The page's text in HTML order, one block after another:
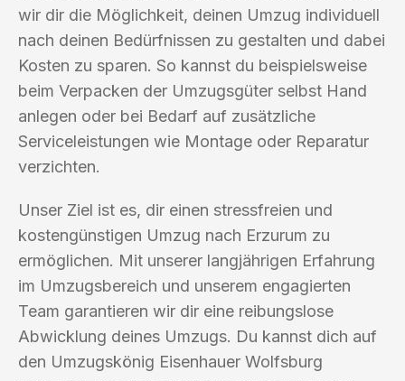
wir dir die Möglichkeit, deinen Umzug individuell
nach deinen Bedürfnissen zu gestalten und dabei
Kosten zu sparen. So kannst du beispielsweise
beim Verpacken der Umzugsgüter selbst Hand
anlegen oder bei Bedarf auf zusätzliche
Serviceleistungen wie Montage oder Reparatur
verzichten.
Unser Ziel ist es, dir einen stressfreien und
kostengünstigen Umzug nach Erzurum zu
ermöglichen. Mit unserer langjährigen Erfahrung
im Umzugsbereich und unserem engagierten
Team garantieren wir dir eine reibungslose
Abwicklung deines Umzugs. Du kannst dich auf
den Umzugskönig Eisenhauer Wolfsburg